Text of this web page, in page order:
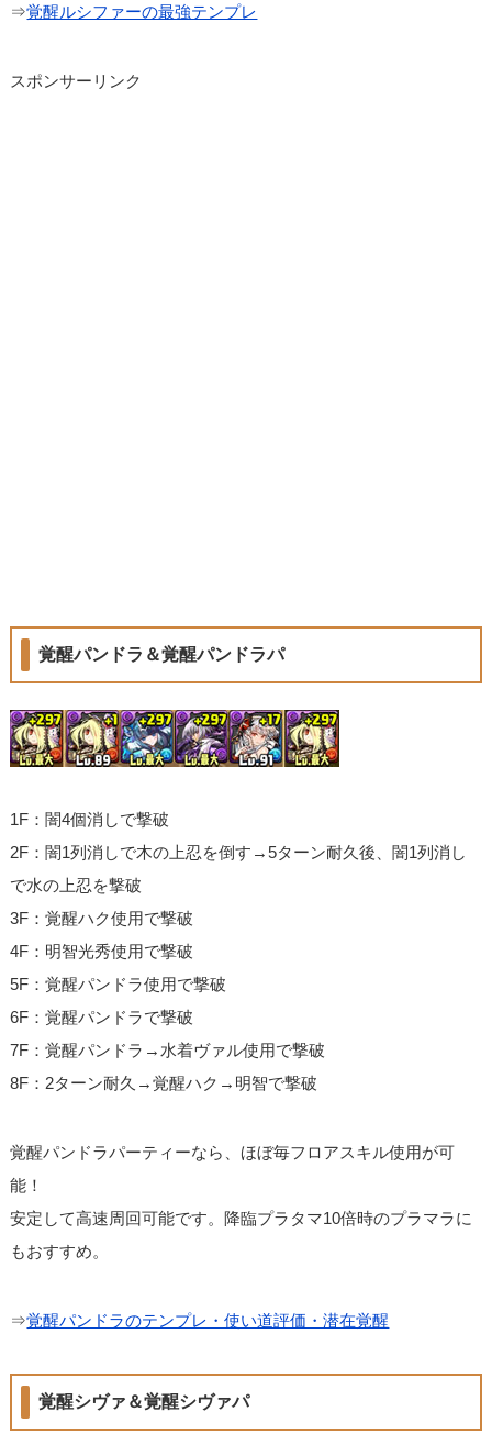
⇒覚醒ルシファーの最強テンプレ
スポンサーリンク
覚醒パンドラ＆覚醒パンドラパ
1F：闇4個消しで撃破
2F：闇1列消しで木の上忍を倒す→5ターン耐久後、闇1列消し
で水の上忍を撃破
3F：覚醒ハク使用で撃破
4F：明智光秀使用で撃破
5F：覚醒パンドラ使用で撃破
6F：覚醒パンドラで撃破
7F：覚醒パンドラ→水着ヴァル使用で撃破
8F：2ターン耐久→覚醒ハク→明智で撃破
覚醒パンドラパーティーなら、ほぼ毎フロアスキル使用が可
能！
安定して高速周回可能です。降臨プラタマ10倍時のプラマラに
もおすすめ。
⇒覚醒パンドラのテンプレ・使い道評価・潜在覚醒
覚醒シヴァ＆覚醒シヴァパ